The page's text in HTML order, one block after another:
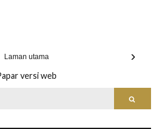
›
Laman utama
versi web